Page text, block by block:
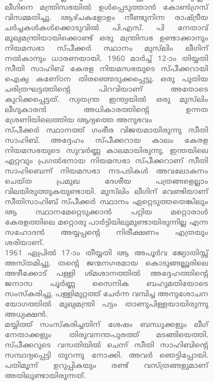
ലീഗിനെ മന്ത്രിസഭയില്‍ ഉള്‍പ്പെടുത്താന്‍ കോണ്‍ഗ്രസ്
വിസമ്മതിച്ചു. ആഴ്ചകളോളം നീണ്ടുനിന്ന രാഷ്ട്രീയ
ചര്‍ച്ചകള്‍കള്‍ക്കൊടുവില്‍ പി.എസ്. പി നേതാവ്
മുഖ്യമന്ത്രിയായിക്കൊണ്ട് ഒരു മന്ത്രിസഭ ഉണ്ടാക്കാനും
നിയമസഭാ സ്പീക്കര്‍ സ്ഥാനം മുസ്‌ലിം ലീഗിന്
നല്‍കാനും ധാരണയായി. 1960 മാര്‍ച്ച് 12-ാം തിയ്യതി
സീതി സാഹിബ് കേരള നിയമസഭയുടെ സ്പീക്കറായി
ഐക്യ കണേ്ഠന തിരഞ്ഞെടുക്കപ്പെട്ടു. ഒരു പുതിയ
ചരിത്രഘട്ടത്തിന്റെ പിറവിയാണ് അതോടെ
കുറിക്കപ്പെട്ടത്. സ്വതന്ത്ര ഇന്ത്യയില്‍ ഒരു മുസ്‌ലിം
ലീഗുകാരന്‍ അധികാരത്തിന്റെ ഉന്നത
ശ്രേണിയിലെത്തിയ ആദ്യത്തെ അനുഭവം
സ്പീക്കര്‍ സ്ഥാനത്ത് ഗംഭീര വിജയമായിരുന്നു സീതി
സാഹിബ്. അദ്ദേഹം സ്പീക്കറായ കാലം കേരള
നിയമസഭയുടെ സുവര്‍ണ്ണ കാലമായിരുന്നു. ഇന്തയിലെ
ഏറ്റവും പ്രഗല്‍ഭനായ നിയമസഭാ സ്പീക്കറാണ് സീതി
സാഹിബെന്ന് നിയമസഭാ നടപടികള്‍ അവലോകനം
ചെയ്ത പ്രമുഖ ദേശീയ പത്രങ്ങളെല്ലാം
വിലയിരുത്തുകയുണ്ടായി. മുസ്‌ലിം ലീഗിന് വേണ്ടിയാണ്
സീതിസാഹിബ് സ്പീക്കര്‍ സ്ഥാനം ഏറ്റെടുത്തതെങ്കിലും
ആ സ്ഥാനമേറ്റെടുക്കാന്‍ പറ്റിയ മറ്റൊരാള്‍
കേരളത്തിലെ മറ്റൊരു പാര്‍ട്ടിയിലുമുണ്ടായിരുന്നില്ല എന്ന
സഹോദന്‍ അയ്യപ്പന്റെ നിരീക്ഷണം എത്രയും
ശരിയാണ്.
1961 ഏപ്രില്‍ 17-ാം തീയ്യതി ആ അപൂര്‍വ ജ്യോതിസ്സ്
അസ്തമിച്ചു. തന്റെ ജന്മനഗരമായ കൊടുങ്ങല്ലൂരിലെ
അഴീക്കോട് പള്ളി ശ്മശാനത്തില്‍ അദ്ദേഹത്തിന്റെ
ജനാസ പൂര്‍ണ്ണ സൈനിക ബഹുമതിയോടെ
സംസ്‌കരിച്ചു. പള്ളിമുറ്റത്ത് ചേര്‍ന്ന വമ്പിച്ച അനുശോചന
യോഗത്തില്‍ മുഖ്യമന്ത്രി പട്ടം താണുപിള്ളയായിരുന്നു
അധ്യക്ഷന്‍.
മയ്യിത്ത് സംസ്‌കരിച്ചതിന് ശേഷം ബന്ധുക്കളും ലീഗ്
നേതാക്കളും തിരുവനന്തപുരത്ത് മടങ്ങിയെത്തി.
സ്പീക്കറുടെ വസതിയില്‍ ചെന്ന് സീതി സാഹിബിന്റെ
സമ്പാദ്യപ്പെട്ടി തുറന്നു നോക്കി. അവര്‍ ഞെട്ടിപ്പോയി.
പതിമൂന്ന് ഉറുപ്പികയും രണ്ട് വസ്ത്രങ്ങളുമാണ്
അതിലുണ്ടായിരുന്നത്.